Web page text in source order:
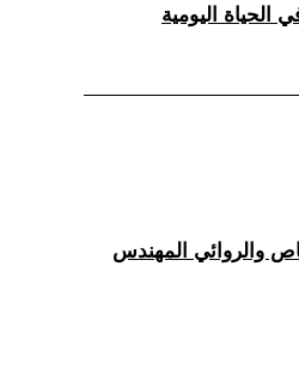
والروائي المهندس